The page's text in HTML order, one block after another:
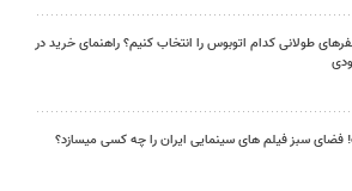
طولانی کدام اتوبوس را انتخاب کنیم؟ راهنمای خرید در
فضای سبز فیلم های سینمایی ایران را چه کسی میسازد؟